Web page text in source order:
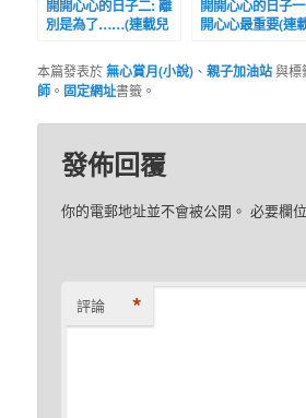
開開心心的日子二: 離
別是為了……(連載兒
開開心心的日子
開心心最重要(連
本篇發表於無心賞月(小說) 、親子加油站與
師 。 固定網址書籤。
發佈回覆
你的電郵地址並不會被公開。 必要欄
評論 *